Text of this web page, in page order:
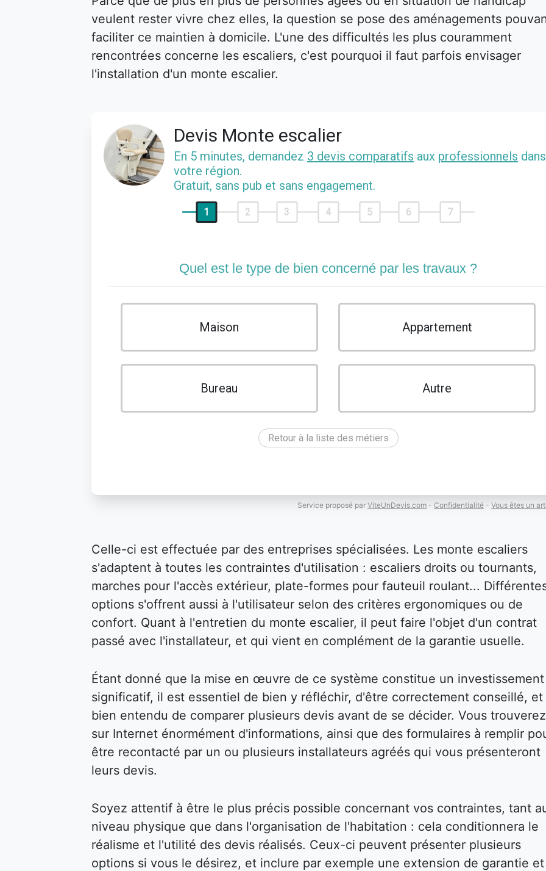
veulent rester vivre chez elles, la question se pose des aménagements
faciliter ce maintien à domicile. L'une des difficultés les plus couramment
rencontrées concerne les escaliers, c'est pourquoi il faut parfois envisager
l'installation d'un monte escalier.
Devis Monte escalier
En 5 minutes, demandez 3 devis comparatifs aux professionnels dans
votre région.
Gratuit, sans pub et sans engagement.
1 2 3 4 5 6 7
Quel est le type de bien concerné par les travaux ?
Maison Appartement
Bureau Autre
Retour à la liste des métiers
Service proposé par ViteUnDevis.com - Confidentialité - Vous êtes un
Celle-ci est effectuée par des entreprises spécialisées. Les monte escaliers
s'adaptent à toutes les contraintes d'utilisation : escaliers droits ou tournants,
marches pour l'accès extérieur, plate-formes pour fauteuil roulant...
options s'offrent aussi à l'utilisateur selon des critères ergonomiques ou de
confort. Quant à l'entretien du monte escalier, il peut faire l'objet d'un contrat
passé avec l'installateur, et qui vient en complément de la garantie usuelle.
Étant donné que la mise en œuvre de ce système constitue un investissement
significatif, il est essentiel de bien y réfléchir, d'être correctement conseillé, et
bien entendu de comparer plusieurs devis avant de se décider. Vous trouverez
sur Internet énormément d'informations, ainsi que des formulaires à remplir
être recontacté par un ou plusieurs installateurs agréés qui vous présenteront
leurs devis.
Soyez attentif à être le plus précis possible concernant vos contraintes, tant
niveau physique que dans l'organisation de l'habitation : cela conditionnera le
réalisme et l'utilité des devis réalisés. Ceux-ci peuvent présenter plusieurs
options si vous le désirez, et inclure par exemple une extension de garantie